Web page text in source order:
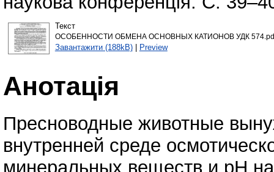
Текст
ОСОБЕННОСТИ ОБМЕНА ОСНОВНЫХ КАТИОНОВ УДК
Завантажити (188kB)| Preview
Анотація
Пресноводные животные
внутренней среде
минеральных веществ и pH